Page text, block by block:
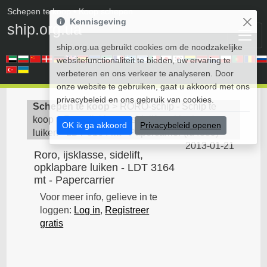
Schepen te koop• Koop schepen
ship.org.ua
Schepen te koop
RORO-schip - Schip te
koop >Roro, ijsklasse, sidelift, opklapbare
luiken - LDT 3164 mt - Papercarrier(id4389)
2013-01-21
Roro, ijsklasse, sidelift,
opklapbare luiken - LDT 3164
mt - Papercarrier
Voor meer info, gelieve in te
loggen: Log in, Registreer
gratis
Kennisgeving
ship.org.ua gebruikt cookies om de noodzakelijke
websitefunctionaliteit te bieden, uw ervaring te
verbeteren en ons verkeer te analyseren. Door
onze website te gebruiken, gaat u akkoord met ons
privacybeleid en ons gebruik van cookies.
OK ik ga akkoord Privacybeleid openen